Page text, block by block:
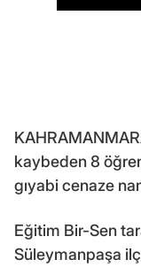
kaybeden 8
gıyabi cenaze
Eğitim Bir-Sen
Süleymanpaşa